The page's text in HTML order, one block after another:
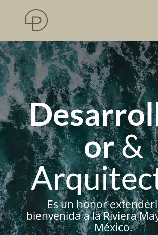
or&
Es un honor
bienvenida a la Riviera
México.